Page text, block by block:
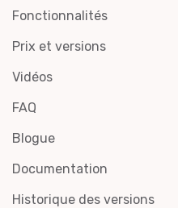
Fonctionnalités
Prix et versions
Vidéos
FAQ
Blogue
Documentation
Historique des versions